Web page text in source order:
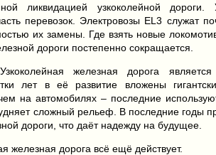
ликвидацией узкоколейной дороги.
перевозок. Электровозы EL3 служат
их замены. Где взять новые
дороги постепенно сокращается.
железная дорога
лет в её развитие вложены
на автомобилях – последние
сложный рельеф. В последние годы
дороги, что даёт надежду на будущее.
железная дорога всё ещё действует.